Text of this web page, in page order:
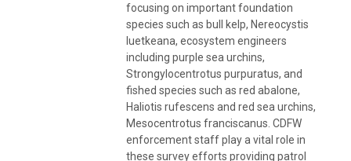
focusing on important foundation
species such as bull kelp, Nereocystis
luetkeana, ecosystem engineers
including purple sea urchins,
Strongylocentrotus purpuratus, and
fished species such as red abalone,
Haliotis rufescens and red sea urchins,
Mesocentrotus franciscanus. CDFW
enforcement staff play a vital role in
these survey efforts providing patrol